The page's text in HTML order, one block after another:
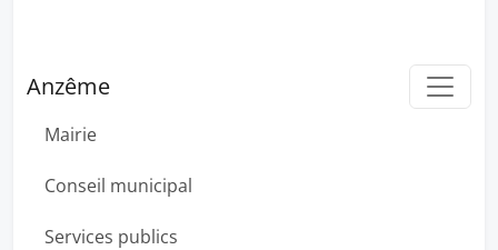
Anzême
Mairie
Conseil municipal
Services publics